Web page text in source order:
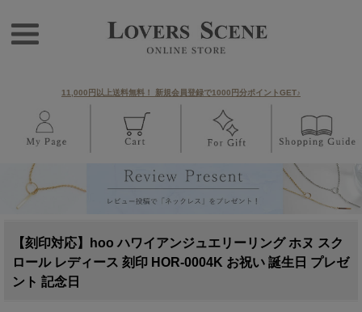
11,000円以上送料無料！ 新規会員登録で1000円分ポイントGET♪
【刻印対応】hoo ハワイアンジュエリーリング ホヌ スク
ロール レディース 刻印 HOR-0004K お祝い 誕生日 プレゼ
ント 記念日